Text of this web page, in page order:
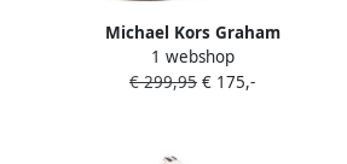
Michael Kors Graham
Enkellaars Suede
1 webshop
€ 299,95 € 175,-